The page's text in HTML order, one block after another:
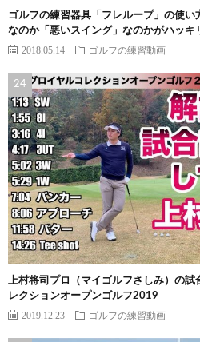
ゴルフの練習器具「フレループ」の使い
なのか「悪いスイング」なのかがハッキ
2018.05.14 ゴルフの練習動画
上村将司プロ（マイゴルフさしみ）の
レクションオープンゴルフ2019
2019.12.23 ゴルフの練習動画